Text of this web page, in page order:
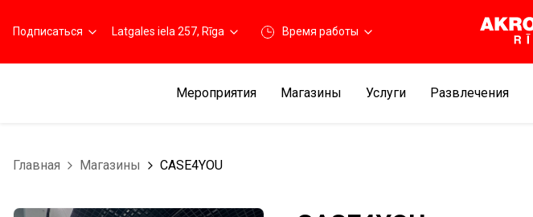
Подписаться Latgales iela 257, Rīga Время работы
Мероприятия Магазины Услуги Развлечения
Главная Магазины CASE4YOU